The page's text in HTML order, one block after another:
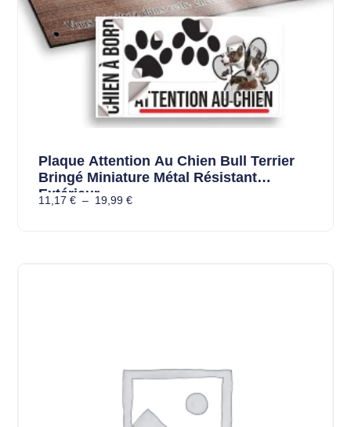
Plaque Attention Au Chien Bull Terrier
Bringé Miniature Métal Résistant
Extérieur
11,17 € – 19,99 €